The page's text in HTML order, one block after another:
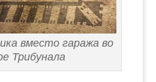
вместо гаража во
Трибунала